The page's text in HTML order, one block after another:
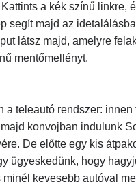
Kattints a kék színű linkre,
segít majd az
látsz majd, amelyre
mentőmellényt.
a teleautó rendszer: innen
konvojban indulunk
De előtte egy kis
ügyeskedünk, hogy
minél kevesebb autóval